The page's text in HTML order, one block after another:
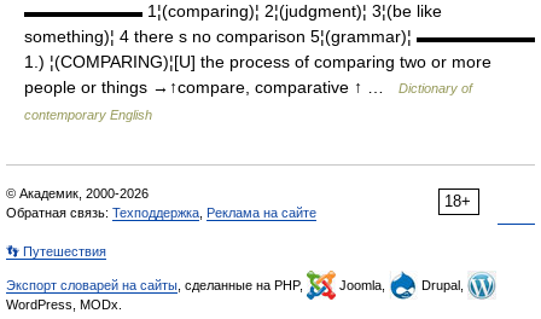
▬▬▬▬▬▬▬ 1¦(comparing)¦ 2¦(judgment)¦ 3¦(be like
something)¦ 4 there s no comparison 5¦(grammar)¦ ▬▬▬▬▬▬▬
1.) ¦(COMPARING)¦[U] the process of comparing two or more
people or things →↑compare, comparative ↑ …
Dictionary of
contemporary English
18+
© Академик, 2000-2026
Обратная связь: Техподдержка Реклама на сайте
👣 Путешествия
Экспорт словарей на сайты , сделанные на PHP, Joomla,
Drupal,
WordPress, MODx.